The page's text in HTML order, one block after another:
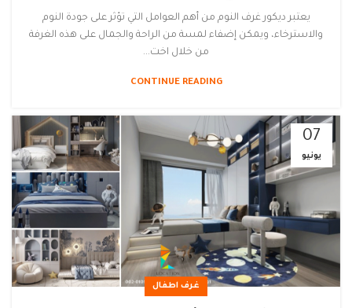
يعتبر ديكور غرف النوم من أهم العوامل التي تؤثر على جودة النوم
والاسترخاء، ويمكن إضفاء لمسة من الراحة والجمال على هذه الغرفة
من خلال اخت...
CONTINUE READING
07
يونيو
غرف اطفال